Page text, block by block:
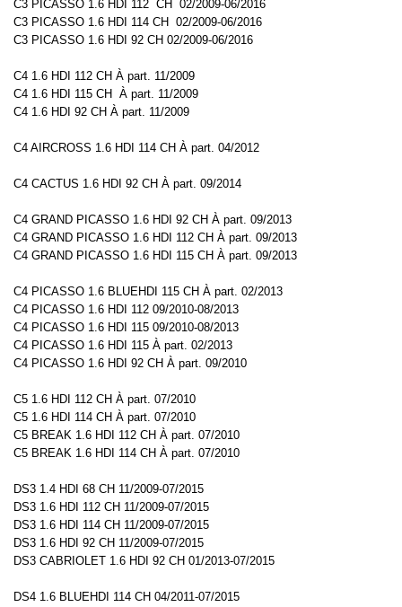
C3 PICASSO 1.6 HDI 112 CH 02/2009-06/2016
C3 PICASSO 1.6 HDI 114 CH 02/2009-06/2016
C3 PICASSO 1.6 HDI 92 CH 02/2009-06/2016
C4 1.6 HDI 112 CH À part. 11/2009
C4 1.6 HDI 115 CH À part. 11/2009
C4 1.6 HDI 92 CH À part. 11/2009
C4 AIRCROSS 1.6 HDI 114 CH À part. 04/2012
C4 CACTUS 1.6 HDI 92 CH À part. 09/2014
C4 GRAND PICASSO 1.6 HDI 92 CH À part. 09/2013
C4 GRAND PICASSO 1.6 HDI 112 CH À part. 09/2013
C4 GRAND PICASSO 1.6 HDI 115 CH À part. 09/2013
C4 PICASSO 1.6 BLUEHDI 115 CH À part. 02/2013
C4 PICASSO 1.6 HDI 112 09/2010-08/2013
C4 PICASSO 1.6 HDI 115 09/2010-08/2013
C4 PICASSO 1.6 HDI 115 À part. 02/2013
C4 PICASSO 1.6 HDI 92 CH À part. 09/2010
C5 1.6 HDI 112 CH À part. 07/2010
C5 1.6 HDI 114 CH À part. 07/2010
C5 BREAK 1.6 HDI 112 CH À part. 07/2010
C5 BREAK 1.6 HDI 114 CH À part. 07/2010
DS3 1.4 HDI 68 CH 11/2009-07/2015
DS3 1.6 HDI 112 CH 11/2009-07/2015
DS3 1.6 HDI 114 CH 11/2009-07/2015
DS3 1.6 HDI 92 CH 11/2009-07/2015
DS3 CABRIOLET 1.6 HDI 92 CH 01/2013-07/2015
DS4 1.6 BLUEHDI 114 CH 04/2011-07/2015